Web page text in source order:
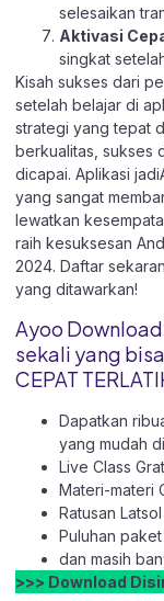
selesaikan
Aktivasi
singkat
Kisah sukses dari
setelah belajar di
strategi yang tepat
berkualitas, sukses
dicapai. Aplikasi
yang sangat
lewatkan
raih kesuksesan
2024. Daftar
yang ditawarkan!
Ayoo
sekali yang
CEPAT
Dapatkan
yang mudah
Live Class
Materi-materi
Ratusan
Puluhan
dan masih
>>> Download